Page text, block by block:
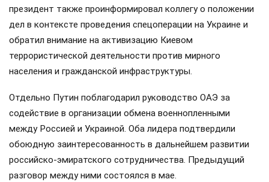
президент также проинформировал коллегу о положении
дел в контексте проведения спецоперации на Украине и
обратил внимание на активизацию Киевом
террористической деятельности против мирного
населения и гражданской инфраструктуры.
Отдельно Путин поблагодарил руководство ОАЭ за
содействие в организации обмена военнопленными
между Россией и Украиной. Оба лидера подтвердили
обоюдную заинтересованность в дальнейшем развитии
российско-эмиратского сотрудничества. Предыдущий
разговор между ними состоялся в мае.